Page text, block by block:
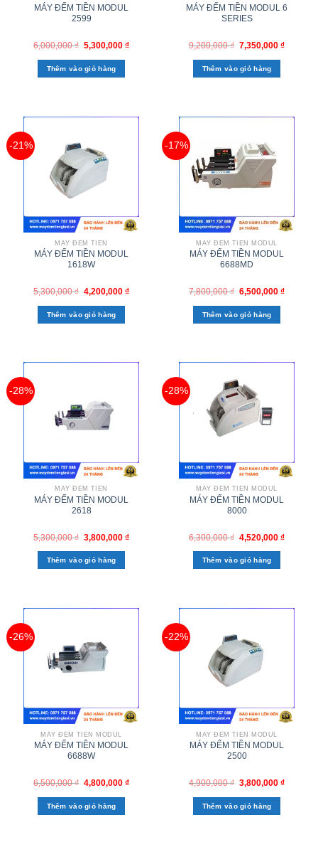
MÁY ĐẾM TIỀN MODUL
2599
6,000,000₫ 5,300,000 ₫
Thêm vào giỏ hàng
MÁY ĐẾM TIỀN MODUL 6
SERIES
9,200,000₫ 7,350,000 ₫
Thêm vào giỏ hàng
-21%
MÁY ĐẾM TIỀN
MÁY ĐẾM TIỀN MODUL
1618W
5,300,000₫ 4,200,000 ₫
Thêm vào giỏ hàng
-17%
MÁY ĐẾM TIỀN MODUL
MÁY ĐẾM TIỀN MODUL
6688MD
7,800,000₫ 6,500,000 ₫
Thêm vào giỏ hàng
-28%
MÁY ĐẾM TIỀN
MÁY ĐẾM TIỀN MODUL
2618
5,300,000₫ 3,800,000 ₫
Thêm vào giỏ hàng
-28%
MÁY ĐẾM TIỀN MODUL
MÁY ĐẾM TIỀN MODUL
8000
6,300,000₫ 4,520,000 ₫
Thêm vào giỏ hàng
-26%
MÁY ĐẾM TIỀN MODUL
MÁY ĐẾM TIỀN MODUL
6688W
6,500,000₫ 4,800,000 ₫
Thêm vào giỏ hàng
-22%
MÁY ĐẾM TIỀN MODUL
MÁY ĐẾM TIỀN MODUL
2500
4,900,000₫ 3,800,000 ₫
Thêm vào giỏ hàng